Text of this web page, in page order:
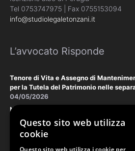
Tel 0753747975 | Fax 0755153094
info@studiolegaletonzani.it
L’avvocato Risponde
Tenore di Vita e Assegno di
per la Tutela del Patrimonio nelle
04/05/2026
Negoziazione Assistita vs. Tribunale:
tutelare il vostro patrimonio e la vostra
18/03/2026
Questo sito web utilizza
cookie
Questo sito web utilizza i cookie per